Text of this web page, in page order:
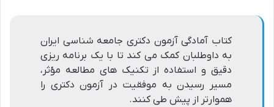
کتاب آمادگی آزمون دکتری جامعه شناسی ایران
به داوطلبان کمک می کند تا با یک برنامه ریزی
دقیق و استفاده از تکنیک های مطالعه مؤثر،
مسیر رسیدن به موفقیت در آزمون دکتری را
هموارتر از پیش طی کنند.